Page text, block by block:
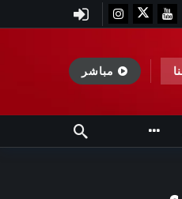
مباشر